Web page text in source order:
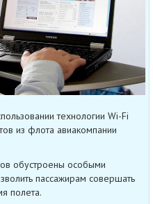
технологии Wi-Fi
из флота авиакомпании
обустроены особыми
пассажирам совершать
полета.